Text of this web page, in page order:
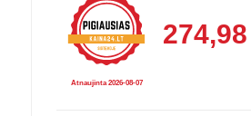
Atnaujinta 2026-08-07